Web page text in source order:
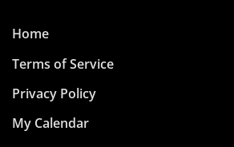
Home
Terms of Service
Privacy Policy
My Calendar